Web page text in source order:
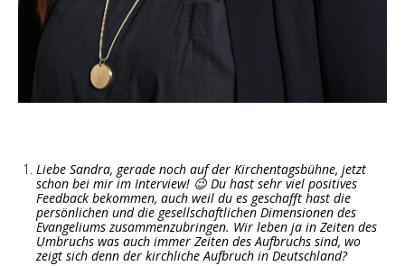
Liebe Sandra, gerade noch auf der Kirchentagsbühne, jetzt
schon bei mir im Interview! 😉 Du hast sehr viel positives
Feedback bekommen, auch weil du es geschafft hast die
persönlichen und die gesellschaftlichen Dimensionen des
Evangeliums zusammenzubringen. Wir leben ja in Zeiten des
Umbruchs was auch immer Zeiten des Aufbruchs sind, wo
zeigt sich denn der kirchliche Aufbruch in Deutschland?